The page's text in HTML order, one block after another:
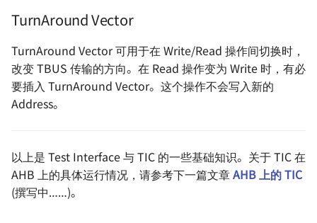
TurnAround Vector
TurnAround Vector 可用于在 Write/Read 操作间切换时，
改变 TBUS 传输的方向。在 Read 操作变为 Write 时，有必
要插入 TurnAround Vector。这个操作不会写入新的
Address。
以上是 Test Interface 与 TIC 的一些基础知识。关于 TIC 在
AHB 上的具体运行情况，请参考下一篇文章AHB 上的 TIC
(撰写中……)。